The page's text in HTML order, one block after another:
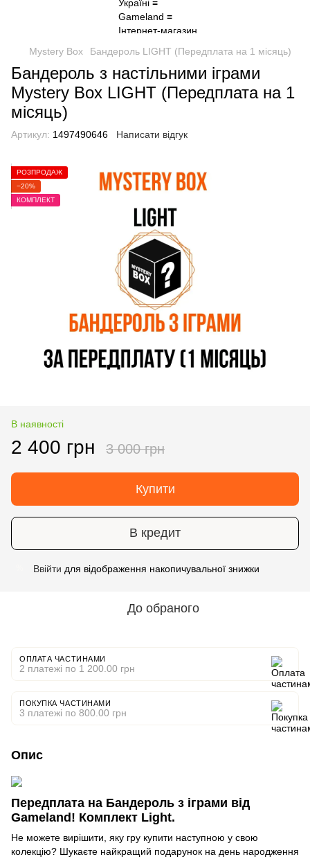
Mystery Box Бандероль LIGHT (Передплата на 1 місяць)
Бандероль з настільними іграми
Mystery Box LIGHT (Передплата на 1
місяць)
Артикул: 1497490646 Написати відгук
РОЗПРОДАЖ
−20%
КОМПЛЕКТ
В наявності
2 400 грн 3 000 грн
Купити
В кредит
Ввійти для відображення накопичувальної знижки
До обраного
ОПЛАТА ЧАСТИНАМИ
2 платежі по 1 200.00 грн
ПОКУПКА ЧАСТИНАМИ
3 платежі по 800.00 грн
Опис
Передплата на Бандероль з іграми від
Gameland! Комплект Light.
Не можете вирішити, яку гру купити наступною у свою
колекцію? Шукаєте найкращий подарунок на день народження